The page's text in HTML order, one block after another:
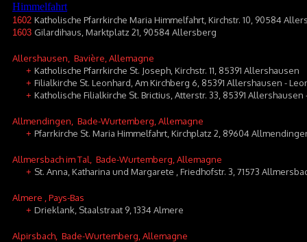
1602 Katholische Pfarrkirche Maria Himmelfahrt, Kirchstr. 10, 90584
1603 Gilardihaus, Marktplatz 21, 90584 Allersberg
Allershausen , Bavière, Allemagne
+ Katholische Pfarrkirche St. Joseph, Kirchstr. 11, 85391 Allershausen
+ Filialkirche St. Leonhard, Am Kirchberg 6, 85391 Allershausen -
+ Katholische Filialkirche St. Brictius, Atterstr. 33, 85391 Allershausen
Allmendingen , Bade-Wurtemberg, Allemagne
+ Pfarrkirche St. Maria Himmelfahrt, Kirchplatz 2, 89604
Allmersbach im Tal , Bade-Wurtemberg, Allemagne
+ St. Anna, Katharina und Margarete , Friedhofstr. 3, 71573
Almere , Pays-Bas
+ Drieklank, Staalstraat 9, 1334 Almere
Alpirsbach , Bade-Wurtemberg, Allemagne